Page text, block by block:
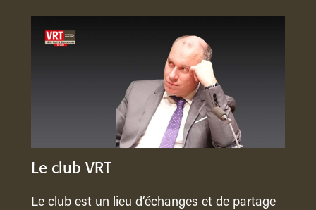
Le club VRT
Le club est un lieu d’échanges et de partage